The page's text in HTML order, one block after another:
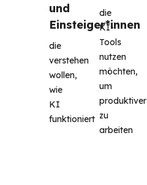
und
Einsteiger*innen
die
verstehen
wollen,
wie
KI
die
KI-
Tools
nutzen
möchten,
um
produktiver
zu
arbeiten